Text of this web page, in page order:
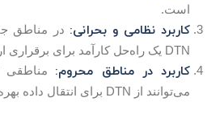
است.
کاربرد نظامی و بحرانی:در مناطق
DTN یک راه‌حل کارآمد برای برقراری ارتباط است.
کاربرد در مناطق محروم:مناطقی که
می‌توانند از DTN برای انتقال داده بهره ببرند.